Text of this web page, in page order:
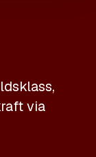
via